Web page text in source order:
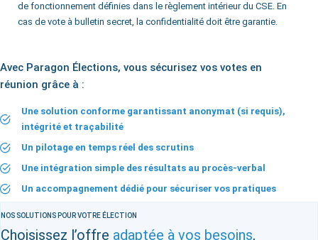
de fonctionnement définies dans le règlement intérieur du CSE. En
cas de vote à bulletin secret, la confidentialité doit être garantie.
Avec Paragon Élections, vous sécurisez vos votes en
réunion grâce à :
Une solution conforme garantissant anonymat (si requis),
intégrité et traçabilité
Un pilotage en temps réel des scrutins
Une intégration simple des résultats au procès-verbal
Un accompagnement dédié pour sécuriser vos pratiques
NOS SOLUTIONS POUR VOTRE ÉLECTION
Choisissez l’offre adaptée à vos besoins,